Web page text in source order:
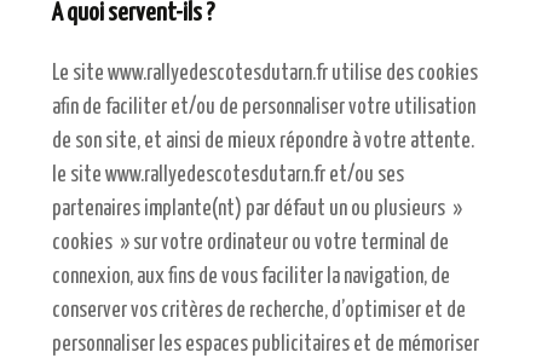
A quoi servent-ils ?
Le site www.rallyedescotesdutarn.fr utilise des cookies
afin de faciliter et/ou de personnaliser votre utilisation
de son site, et ainsi de mieux répondre à votre attente.
le site www.rallyedescotesdutarn.fr et/ou ses
partenaires implante(nt) par défaut un ou plusieurs »
cookies » sur votre ordinateur ou votre terminal de
connexion, aux fins de vous faciliter la navigation, de
conserver vos critères de recherche, d’optimiser et de
personnaliser les espaces publicitaires et de mémoriser